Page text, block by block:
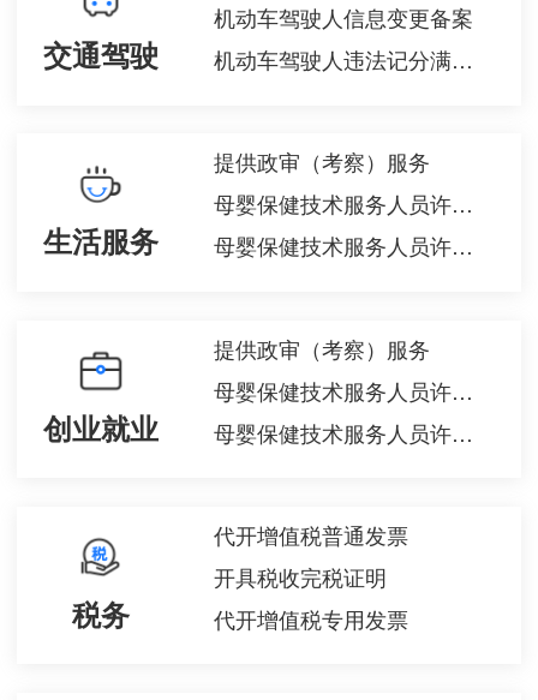
交通驾驶
机动车驾驶人信息变更备案
机动车驾驶人违法记分满分教育和审验教育
生活服务
提供政审（考察）服务
母婴保健技术服务人员许可（校验）
母婴保健技术服务人员许可（资格认定）
创业就业
提供政审（考察）服务
母婴保健技术服务人员许可（校验）
母婴保健技术服务人员许可（资格认定）
税务
代开增值税普通发票
开具税收完税证明
代开增值税专用发票